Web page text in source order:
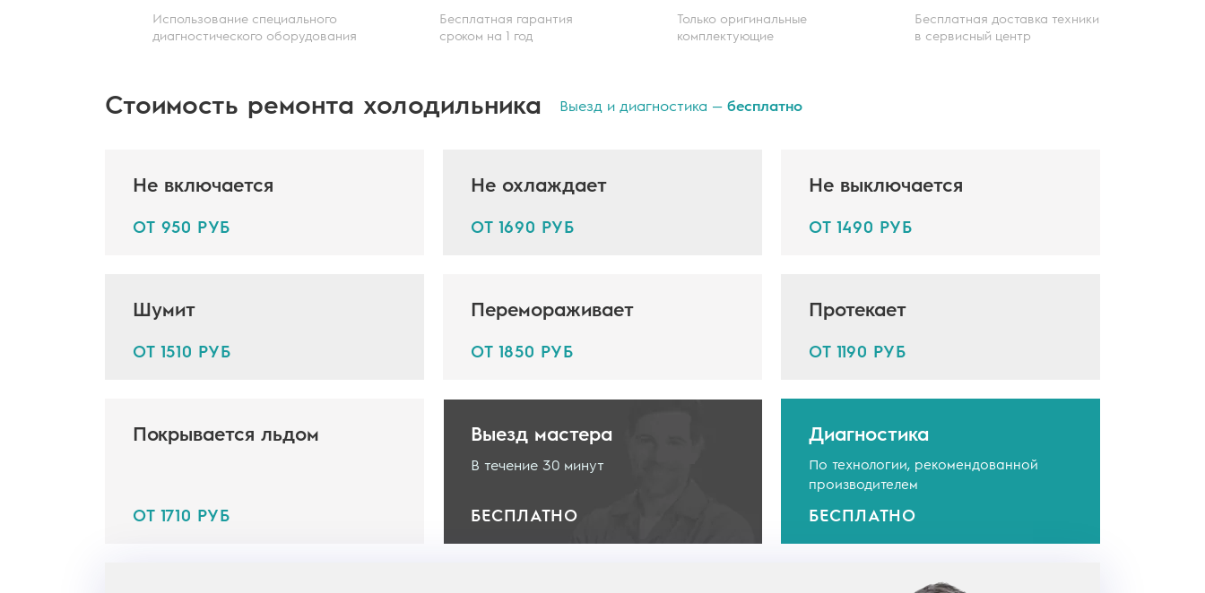
Использование специального
диагностического оборудования
Бесплатная гарантия
сроком на 1 год
Только оригинальные
комплектующие
Бесплатная доставка техники
в сервисный центр
Стоимость ремонта холодильника Выезд и диагностика — бесплатно
Не включается
ОТ 950 РУБ
Не охлаждает
ОТ 1690 РУБ
Не выключается
ОТ 1490 РУБ
Шумит
ОТ 1510 РУБ
Перемораживает
ОТ 1850 РУБ
Протекает
ОТ 1190 РУБ
Покрывается льдом
ОТ 1710 РУБ
Выезд мастера
В течение 30 минут
БЕСПЛАТНО
Диагностика
По технологии, рекомендованной
производителем
БЕСПЛАТНО